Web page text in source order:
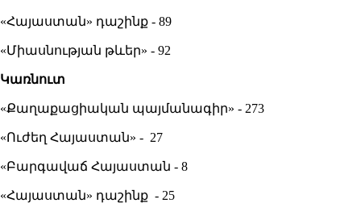
«Հայաստան» դաշինք - 89
«Միասնության թևեր» - 92
Կառնուտ
«Քաղաքացիական պայմանագիր» - 273
«Ուժեղ Հայաստան» - 27
«Բարգավաճ Հայաստան - 8
«Հայաստան» դաշինք - 25